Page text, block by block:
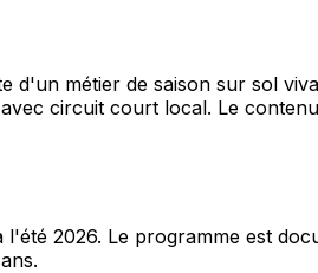
d'un métier de saison sur sol
circuit court local. Le
2026. Le programme est